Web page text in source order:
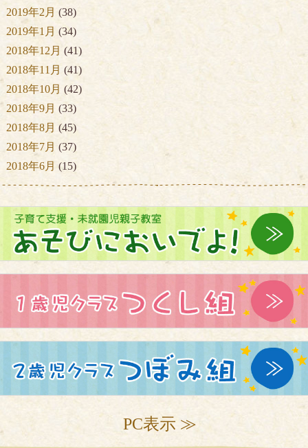
2019年2月 (38)
2019年1月 (34)
2018年12月 (41)
2018年11月 (41)
2018年10月 (42)
2018年9月 (33)
2018年8月 (45)
2018年7月 (37)
2018年6月 (15)
PC表示 ≫